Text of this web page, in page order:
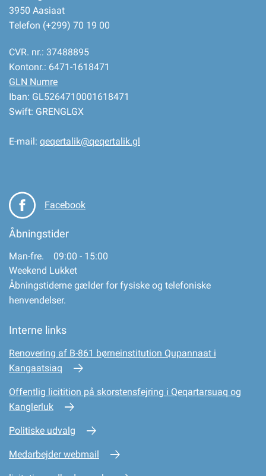
3950 Aasiaat
Telefon (+299) 70 19 00
CVR. nr.: 37488895
Kontonr.: 6471-1618471
GLN Numre
Iban: GL5264710001618471
Swift: GRENGLGX
E-mail: qeqertalik@qeqertalik.gl
Facebook
Åbningstider
Man-fre. 09:00 - 15:00
Weekend Lukket
Åbningstiderne gælder for fysiske og telefoniske
henvendelser.
Interne links
Renovering af B-861 børneinstitution Qupannaat i
Kangaatsiaq
Offentlig licitition på skorstensfejring i Qeqartarsuaq og
Kanglerluk
Politiske udvalg
Medarbejder webmail